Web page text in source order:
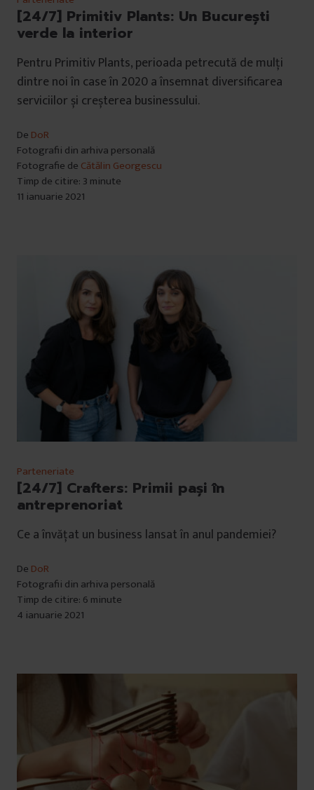
[24/7] Primitiv Plants: Un București
verde la interior
Pentru Primitiv Plants, perioada petrecută de mulți
dintre noi în case în 2020 a însemnat diversificarea
serviciilor și creșterea businessului.
De DoR
Fotografii din arhiva personală
Fotografie de Cătălin Georgescu
Timp de citire: 3 minute
11 ianuarie 2021
Parteneriate
[24/7] Crafters: Primii pași în
antreprenoriat
Ce a învățat un business lansat în anul pandemiei?
De DoR
Fotografii din arhiva personală
Timp de citire: 6 minute
4 ianuarie 2021